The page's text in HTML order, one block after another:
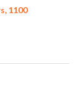
1100